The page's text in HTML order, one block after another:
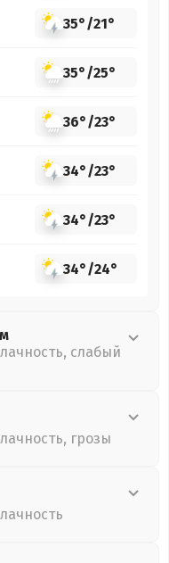
35°/21°
35°/25°
36°/23°
34°/23°
34°/23°
34°/24°
слабый
грозы